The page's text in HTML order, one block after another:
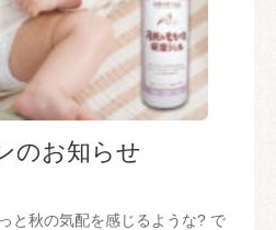
のお知らせ
と秋の気配を感じるような? で